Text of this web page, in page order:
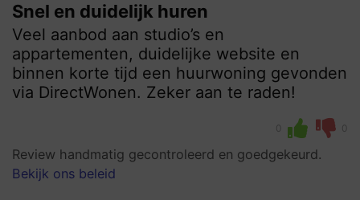
Snel en duidelijk huren
Veel aanbod aan studio’s en
appartementen, duidelijke website en
binnen korte tijd een huurwoning gevonden
via DirectWonen. Zeker aan te raden!
0 0
Review handmatig gecontroleerd en goedgekeurd.
Bekijk ons beleid